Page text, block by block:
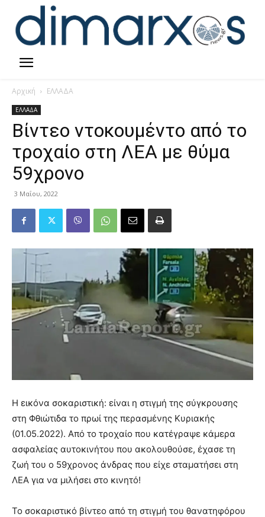
Αρχική ΕΛΛΑΔΑ
ΕΛΛΑΔΑ
Βίντεο ντοκουμέντο από το
τροχαίο στη ΛΕΑ με θύμα
59χρονο
3 Μαΐου, 2022
Η εικόνα σοκαριστική: είναι η στιγμή της σύγκρουσης
στη Φθιώτιδα το πρωί της περασμένης Κυριακής
(01.05.2022). Από το τροχαίο που κατέγραψε κάμερα
ασφαλείας αυτοκινήτου που ακολουθούσε, έχασε τη
ζωή του ο 59χρονος άνδρας που είχε σταματήσει στη
ΛΕΑ για να μιλήσει στο κινητό!
Το σοκαριστικό βίντεο από τη στιγμή του θανατηφόρου